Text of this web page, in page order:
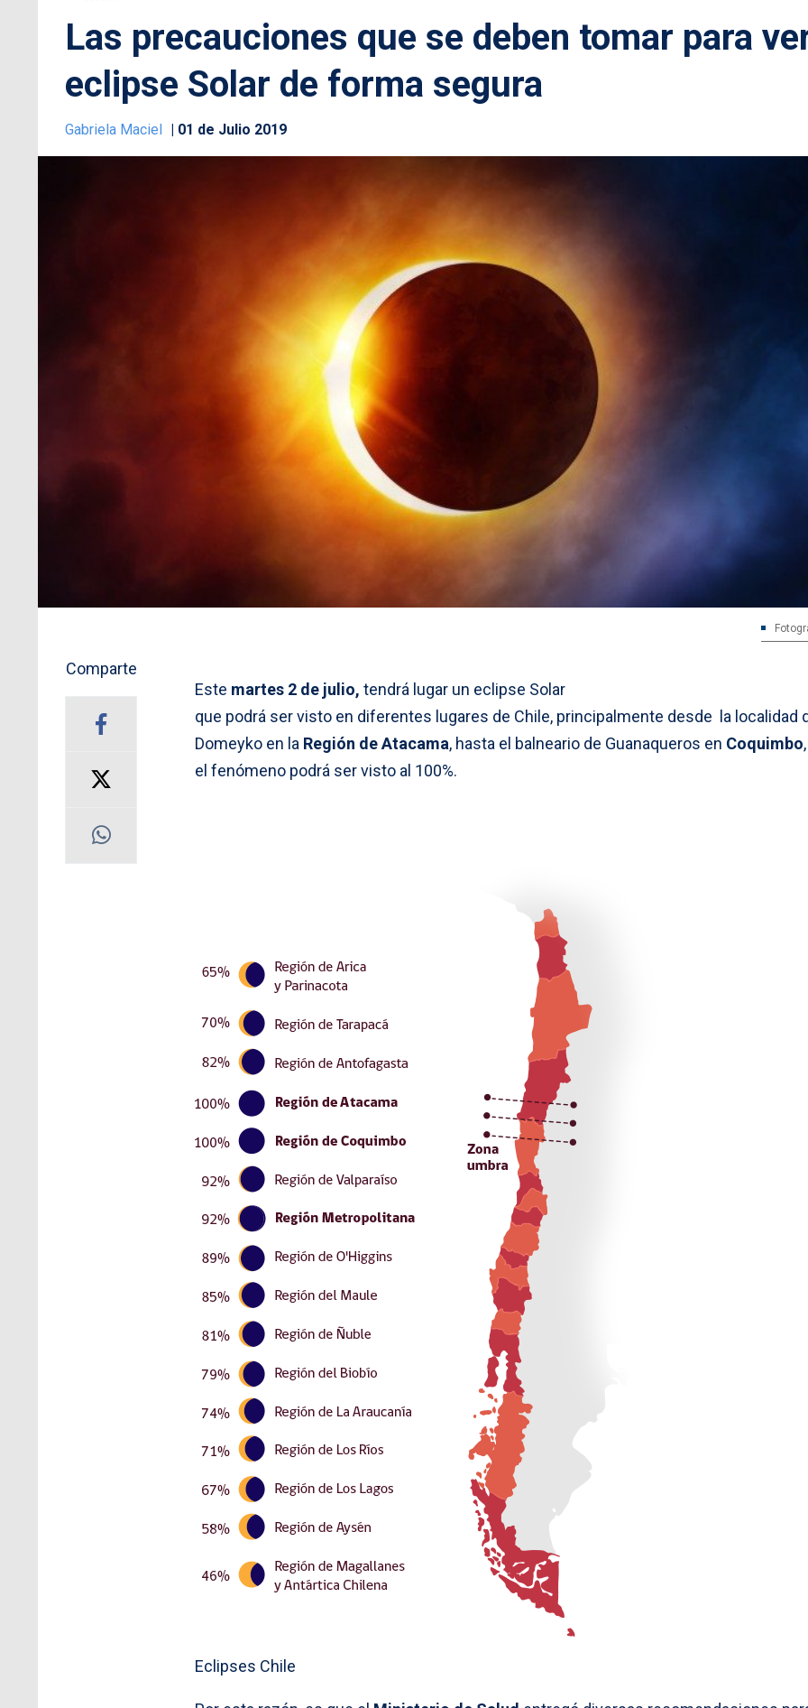
Las precauciones que se deben tomar para
eclipse Solar de forma segura
Gabriela Maciel 01 de Julio 2019
Comparte
Este martes 2 de julio, tendrá lugar un eclipse Solar
que podrá ser visto en diferentes lugares de Chile, principalmente desde la localidad
Domeyko en la Región de Atacama, hasta el balneario de Guanaqueros en Coquimbo
el fenómeno podrá ser visto al 100%.
Eclipses Chile